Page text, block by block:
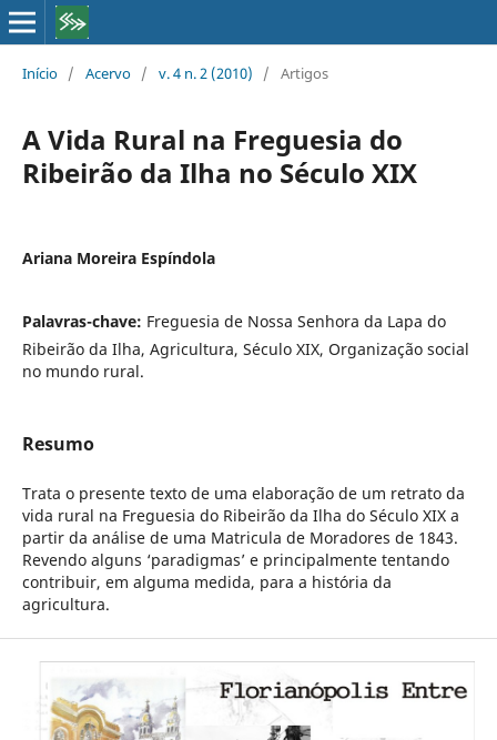
Início / Acervo / v. 4 n. 2 (2010) / Artigos
A Vida Rural na Freguesia do
Ribeirão da Ilha no Século XIX
Ariana Moreira Espíndola
Palavras-chave: Freguesia de Nossa Senhora da Lapa do
Ribeirão da Ilha, Agricultura, Século XIX, Organização social
no mundo rural.
Resumo
Trata o presente texto de uma elaboração de um retrato da
vida rural na Freguesia do Ribeirão da Ilha do Século XIX a
partir da análise de uma Matricula de Moradores de 1843.
Revendo alguns ‘paradigmas’ e principalmente tentando
contribuir, em alguma medida, para a história da
agricultura.